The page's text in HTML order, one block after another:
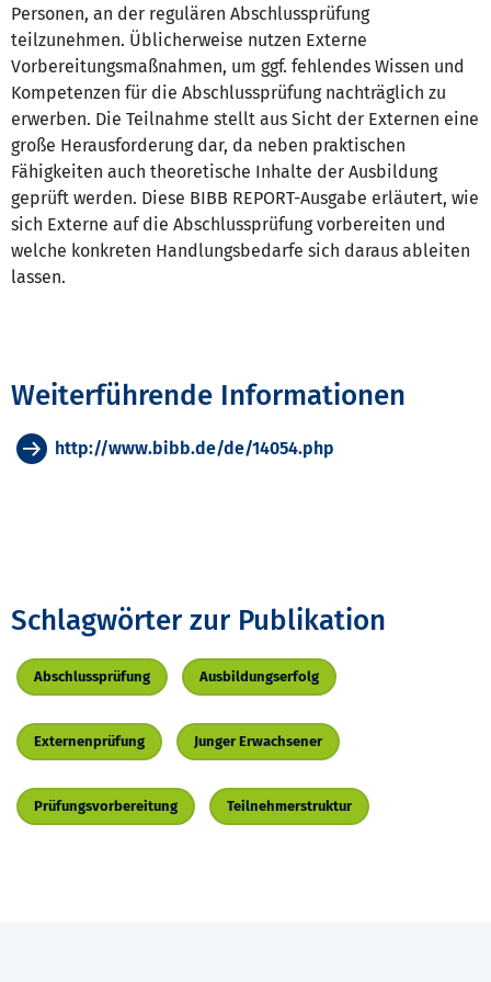
Personen, an der regulären Abschlussprüfung
teilzunehmen. Üblicherweise nutzen Externe
Vorbereitungsmaßnahmen, um ggf. fehlendes Wissen und
Kompetenzen für die Abschlussprüfung nachträglich zu
erwerben. Die Teilnahme stellt aus Sicht der Externen eine
große Herausforderung dar, da neben praktischen
Fähigkeiten auch theoretische Inhalte der Ausbildung
geprüft werden. Diese BIBB REPORT-Ausgabe erläutert, wie
sich Externe auf die Abschlussprüfung vorbereiten und
welche konkreten Handlungsbedarfe sich daraus ableiten
lassen.
Weiterführende Informationen
http://www.bibb.de/de/14054.php
Schlagwörter zur Publikation
Abschlussprüfung Ausbildungserfolg
Externenprüfung Junger Erwachsener
Prüfungsvorbereitung Teilnehmerstruktur